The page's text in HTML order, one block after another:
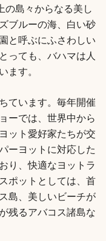
島々からなる美し
ブルーの海、白い砂
と呼ぶにふさわしい
っても、バハマは人
す。
ています。毎年開催
ーでは、世界中から
ット愛好家たちが交
ーヨットに対応した
り、快適なヨットラ
ポットとしては、首
島、美しいビーチが
残るアバコス諸島な